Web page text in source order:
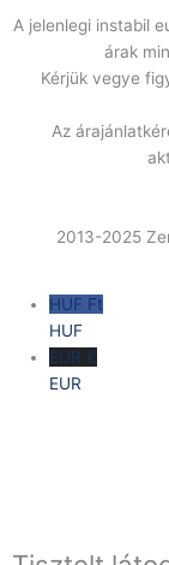
A jelenlegi instabil
árak
Kérjük vegye
Az
2013-2025
HUF Ft
HUF
EUR €
EUR